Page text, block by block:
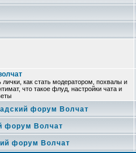
лички, как стать модератором, похвалы и
что такое флуд, настройки чата и
форум Волчат
форум Волчат
форум Волчат